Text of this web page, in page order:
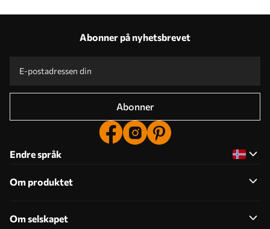
Abonner på nyhetsbrevet
Abonner
Endre språk
Om produktet
Om selskapet